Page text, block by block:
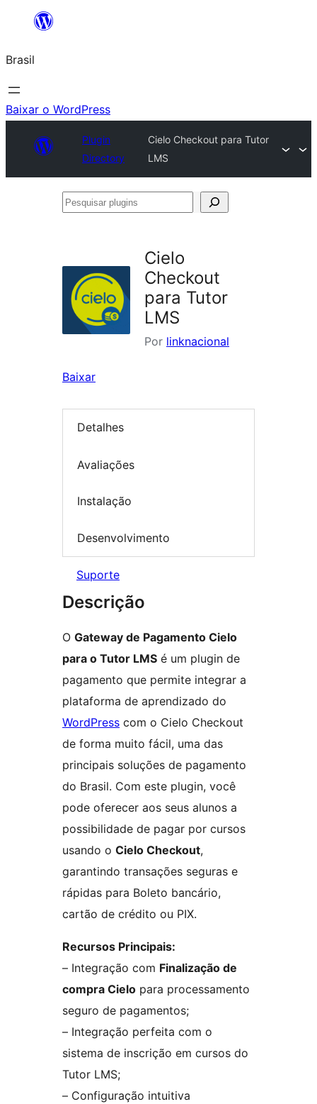
o
conteúdo
Brasil
Baixar o WordPress
Plugin
Directory
Cielo Checkout para Tutor
LMS
Pesquisar
Cielo
Checkout
para Tutor
LMS
Por linknacional
Baixar
Detalhes
Avaliações
Instalação
Desenvolvimento
Suporte
Descrição
O Gateway de Pagamento Cielo
para o Tutor LMS é um plugin de
pagamento que permite integrar a
plataforma de aprendizado do
WordPress com o Cielo Checkout
de forma muito fácil, uma das
principais soluções de pagamento
do Brasil. Com este plugin, você
pode oferecer aos seus alunos a
possibilidade de pagar por cursos
usando o Cielo Checkout,
garantindo transações seguras e
rápidas para Boleto bancário,
cartão de crédito ou PIX.
Recursos Principais:
– Integração com Finalização de
compra Cielo para processamento
seguro de pagamentos;
– Integração perfeita com o
sistema de inscrição em cursos do
Tutor LMS;
– Configuração intuitiva